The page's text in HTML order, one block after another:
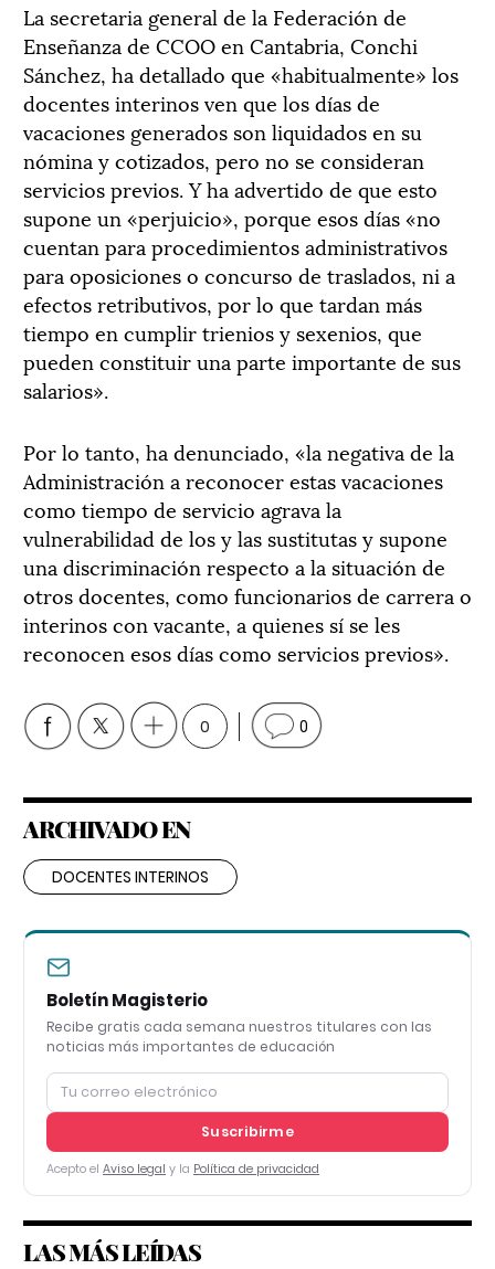
La secretaria general de la Federación de
Enseñanza de CCOO en Cantabria, Conchi
Sánchez, ha detallado que «habitualmente» los
docentes interinos ven que los días de
vacaciones generados son liquidados en su
nómina y cotizados, pero no se consideran
servicios previos. Y ha advertido de que esto
supone un «perjuicio», porque esos días «no
cuentan para procedimientos administrativos
para oposiciones o concurso de traslados, ni a
efectos retributivos, por lo que tardan más
tiempo en cumplir trienios y sexenios, que
pueden constituir una parte importante de sus
salarios».
Por lo tanto, ha denunciado, «la negativa de la
Administración a reconocer estas vacaciones
como tiempo de servicio agrava la
vulnerabilidad de los y las sustitutas y supone
una discriminación respecto a la situación de
otros docentes, como funcionarios de carrera o
interinos con vacante, a quienes sí se les
reconocen esos días como servicios previos».
0 0
ARCHIVADO EN
DOCENTES INTERINOS
Boletín Magisterio
Recibe gratis cada semana nuestros titulares con las
noticias más importantes de educación
Suscribirme
Acepto el Aviso legal y la Política de privacidad
LAS MÁS LEÍDAS